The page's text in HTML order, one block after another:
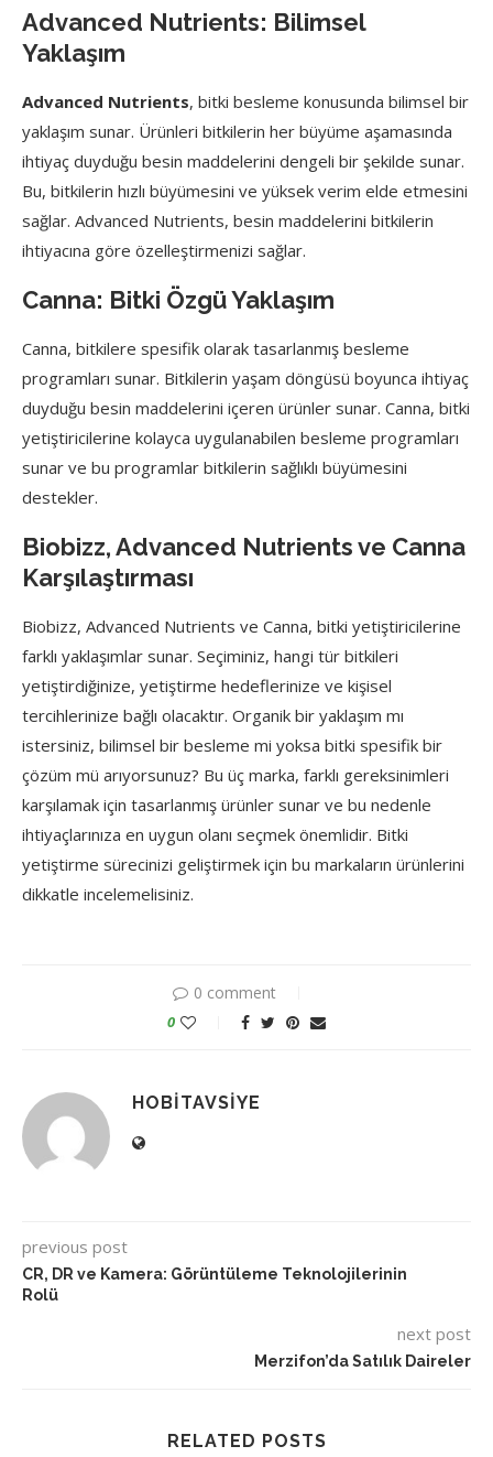
Advanced Nutrients: Bilimsel
Yaklaşım
Advanced Nutrients, bitki besleme konusunda bilimsel bir
yaklaşım sunar. Ürünleri bitkilerin her büyüme aşamasında
ihtiyaç duyduğu besin maddelerini dengeli bir şekilde sunar.
Bu, bitkilerin hızlı büyümesini ve yüksek verim elde etmesini
sağlar. Advanced Nutrients, besin maddelerini bitkilerin
ihtiyacına göre özelleştirmenizi sağlar.
Canna: Bitki Özgü Yaklaşım
Canna, bitkilere spesifik olarak tasarlanmış besleme
programları sunar. Bitkilerin yaşam döngüsü boyunca ihtiyaç
duyduğu besin maddelerini içeren ürünler sunar. Canna, bitki
yetiştiricilerine kolayca uygulanabilen besleme programları
sunar ve bu programlar bitkilerin sağlıklı büyümesini
destekler.
Biobizz, Advanced Nutrients ve Canna
Karşılaştırması
Biobizz, Advanced Nutrients ve Canna, bitki yetiştiricilerine
farklı yaklaşımlar sunar. Seçiminiz, hangi tür bitkileri
yetiştirdiğinize, yetiştirme hedeflerinize ve kişisel
tercihlerinize bağlı olacaktır. Organik bir yaklaşım mı
istersiniz, bilimsel bir besleme mi yoksa bitki spesifik bir
çözüm mü arıyorsunuz? Bu üç marka, farklı gereksinimleri
karşılamak için tasarlanmış ürünler sunar ve bu nedenle
ihtiyaçlarınıza en uygun olanı seçmek önemlidir. Bitki
yetiştirme sürecinizi geliştirmek için bu markaların ürünlerini
dikkatle incelemelisiniz.
0 comment
0
HOBITAVSIYE
previous post
CR, DR ve Kamera: Görüntüleme Teknolojilerinin
Rolü
next post
Merzifon’da Satılık Daireler
RELATED POSTS